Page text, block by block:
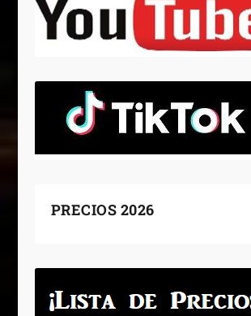
PRECIOS 2026